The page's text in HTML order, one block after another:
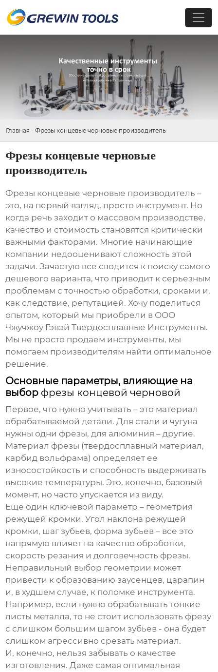
Главная - Фрезы концевые черновые производитель
Фрезы концевые черновые
производитель
Фрезы концевые черновые производитель –
это, на первый взгляд, просто инструмент. Но
когда речь заходит о массовом производстве,
качество и стоимость становятся критически
важными факторами. Многие начинающие
компании недооценивают сложность этой
задачи. Зачастую все сводится к поиску самого
дешевого варианта, что приводит к серьезным
проблемам с точностью обработки, сроками и,
как следствие, репутацией. Хочу поделиться
опытом, который мы приобрели в ООО
Чжучжоу Гэвэй Твердосплавные Инструменты.
Мы не просто продаем инструменты, мы
помогаем производителям найти оптимальное
решение.
Основные параметры, влияющие на
выбор фрезы концевой черновой
Первое, что нужно учитывать – это материал
обрабатываемой детали. Для стали и чугуна
нужны одни фрезы, для алюминия – другие.
Материал фрезы (твердосплавный материал,
карбид вольфрама) определяет ее
износостойкость и способность выдерживать
высокие температуры. Это, конечно, базовый
момент, но часто упускается из виду.
Еще один ключевой параметр – геометрия
режущей кромки. Угол наклона режущей
кромки, шаг зубьев, форма зубьев – все это
напрямую влияет на качество обработки,
скорость резания и долговечность фрезы.
Неправильный выбор геометрии может
привести к образованию заусенцев, царапин
и, в худшем случае, к поломке инструмента.
Например, если нужно обрабатывать тонкие
листы металла, то не стоит использовать фрезу
с слишком большим шагом зубьев - она будет
слишком агрессивно срезать материал.
И, конечно, нельзя забывать о качестве
изготовления. Даже самая оптимальная